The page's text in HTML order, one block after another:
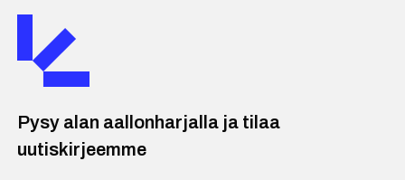
Pysy alan aallonharjalla ja tilaa
uutiskirjeemme